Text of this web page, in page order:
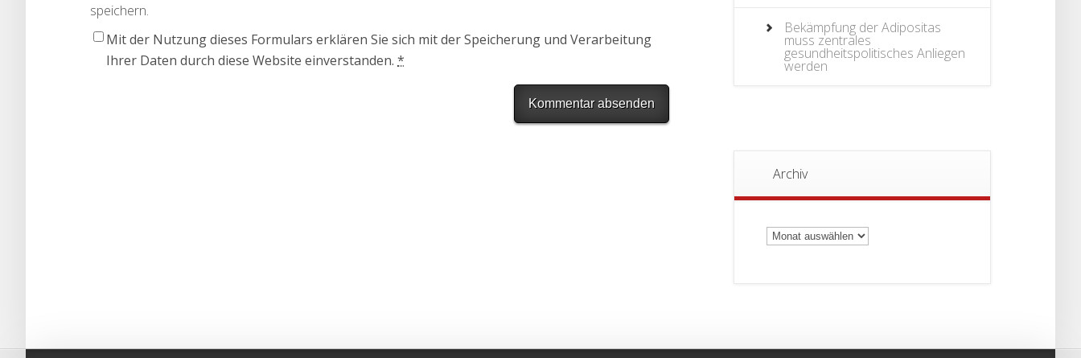
speichern.
Mit der Nutzung dieses Formulars erklären Sie sich mit der Speicherung und Verarbeitung
Ihrer Daten durch diese Website einverstanden. *
Bekämpfung der Adipositas
muss zentrales
gesundheitspolitisches Anliegen
werden
Archiv
Archiv